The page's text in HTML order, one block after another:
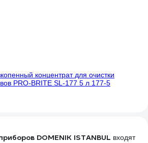
концентрат для очистки
PRO-BRITE SL-177 5 л 177-5
DOMENIK ISTANBUL входят